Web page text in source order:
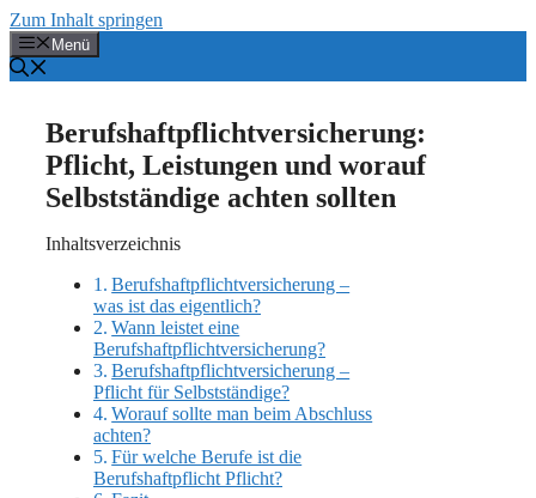
Zum Inhalt springen
Menü
Berufshaftpflichtversicherung:
Pflicht, Leistungen und worauf
Selbstständige achten sollten
Inhaltsverzeichnis
Berufshaftpflichtversicherung –
was ist das eigentlich?
Wann leistet eine
Berufshaftpflichtversicherung?
Berufshaftpflichtversicherung –
Pflicht für Selbstständige?
Worauf sollte man beim Abschluss
achten?
Für welche Berufe ist die
Berufshaftpflicht Pflicht?